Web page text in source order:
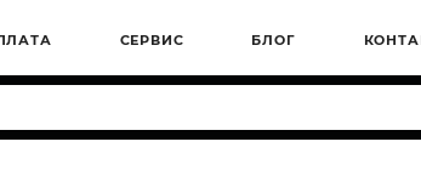
СЕРВИС БЛОГ